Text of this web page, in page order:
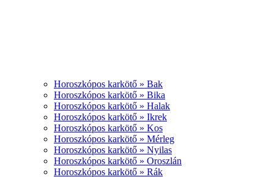
Horoszkópos karkötő » Bak
Horoszkópos karkötő » Bika
Horoszkópos karkötő » Halak
Horoszkópos karkötő » Ikrek
Horoszkópos karkötő » Kos
Horoszkópos karkötő » Mérleg
Horoszkópos karkötő » Nyilas
Horoszkópos karkötő » Oroszlán
Horoszkópos karkötő » Rák